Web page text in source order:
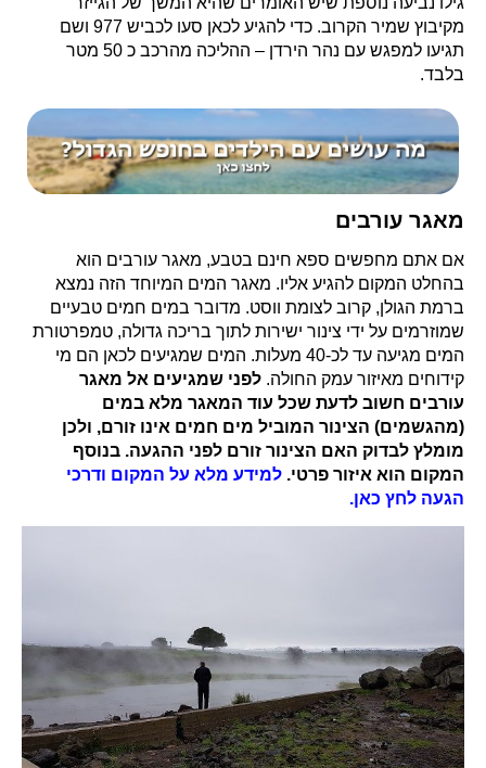
מקיבוץ שמיר הקרוב. כדי להגיע לכאן סעו לכביש 977 ושם
תגיעו למפגש עם נהר הירדן – ההליכה מהרכב כ 50 מטר
בלבד.
מאגר עורבים
אם אתם מחפשים ספא חינם בטבע, מאגר עורבים הוא
בהחלט המקום להגיע אליו. מאגר המים המיוחד הזה נמצא
ברמת הגולן, קרוב לצומת ווסט. מדובר במים חמים טבעיים
שמוזרמים על ידי צינור ישירות לתוך בריכה גדולה, טמפרטורת
המים מגיעה עד לכ-40 מעלות. המים שמגיעים לכאן הם מי
קידוחים מאיזור עמק החולה. לפני שמגיעים אל מאגר
עורבים חשוב לדעת שכל עוד המאגר מלא במים
(מהגשמים) הצינור המוביל מים חמים אינו זורם, ולכן
מומלץ לבדוק האם הצינור זורם לפני ההגעה. בנוסף
המקום הוא איזור פרטי. למידע מלא על המקום ודרכי
הגעה לחץ כאן.